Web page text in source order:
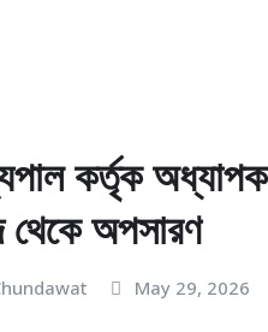
কর্তৃক অধ্যাপক
অপসারণ
May 29, 2026